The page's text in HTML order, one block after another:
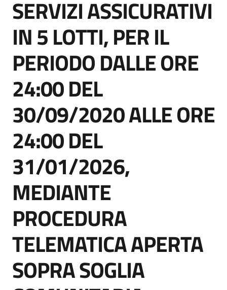
Piattaforme
telematiche
English
site
Seguici
su
SERVIZI ASSICURATIVI
IN 5 LOTTI, PER IL
PERIODO DALLE ORE
24:00 DEL
30/09/2020 ALLE ORE
24:00 DEL
31/01/2026,
MEDIANTE
PROCEDURA
TELEMATICA APERTA
SOPRA SOGLIA